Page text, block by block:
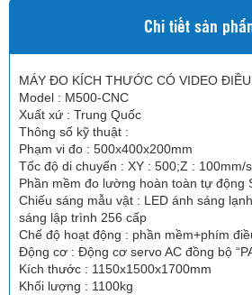
Chi tiết sản
MÁY ĐO KÍCH THƯỚC CÓ VIDEO
Model : M500-CNC
Xuất xứ : Trung Quốc
Thông số kỹ thuật :
Phạm vi đo : 500x400x200mm
Tốc độ di chuyển : XY : 500;Z : 100mm/s
Phần mềm đo lường hoàn toàn tự động
Chiếu sáng mẫu vật : LED ánh sáng
sáng lập trình 256 cấp
Chế độ hoạt động : phần mềm+phím
Động cơ : Động cơ servo AC đồng bộ
Kích thước : 1150x1500x1700mm
Khối lượng : 1100kg